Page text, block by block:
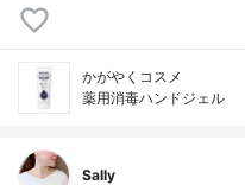
かがやくコスメ
薬用消毒ハンドジェル
Sally